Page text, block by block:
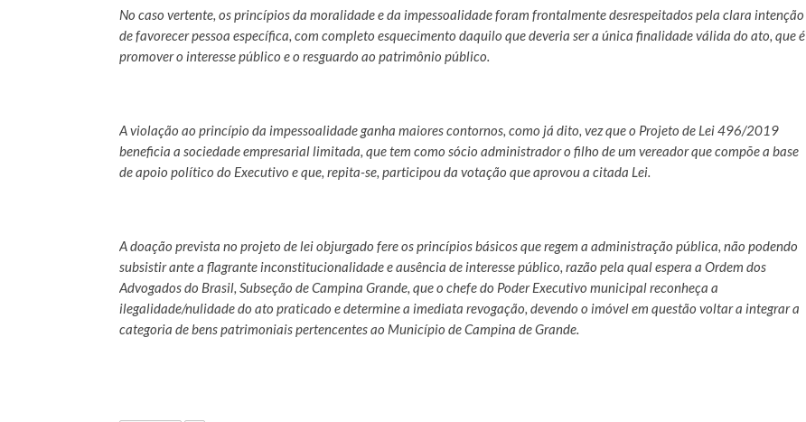
No caso vertente, os princípios da moralidade e da impessoalidade foram frontalmente desrespeitados pela clara intenção
de favorecer pessoa específica, com completo esquecimento daquilo que deveria ser a única finalidade válida do ato, que é
promover o interesse público e o resguardo ao patrimônio público.
A violação ao princípio da impessoalidade ganha maiores contornos, como já dito, vez que o Projeto de Lei 496/2019
beneficia a sociedade empresarial limitada, que tem como sócio administrador o filho de um vereador que compõe a base
de apoio político do Executivo e que, repita-se, participou da votação que aprovou a citada Lei.
A doação prevista no projeto de lei objurgado fere os princípios básicos que regem a administração pública, não podendo
subsistir ante a flagrante inconstitucionalidade e ausência de interesse público, razão pela qual espera a Ordem dos
Advogados do Brasil, Subseção de Campina Grande, que o chefe do Poder Executivo municipal reconheça a
ilegalidade/nulidade do ato praticado e determine a imediata revogação, devendo o imóvel em questão voltar a integrar a
categoria de bens patrimoniais pertencentes ao Município de Campina de Grande.